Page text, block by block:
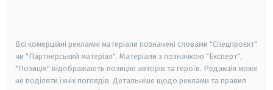
Всі комерційні рекламні матеріали позначені словами "Спецпроєкт"
чи "Партнерський матеріал". Матеріали з позначкою "Експерт",
"Позиція" відображають позицію авторів та героїв. Редакція може
не поділяти їхніх поглядів. Детальніше щодо реклами та правил